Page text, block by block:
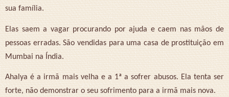
sua família.
Elas saem a vagar procurando por ajuda e caem nas mãos de
pessoas erradas. São vendidas para uma casa de prostituição em
Mumbai na Índia.
Ahalya é a irmã mais velha e a 1ª a sofrer abusos. Ela tenta ser
forte, não demonstrar o seu sofrimento para a irmã mais nova.